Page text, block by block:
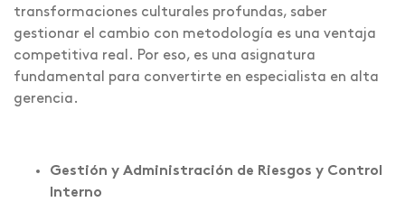
transformaciones culturales profundas, saber
gestionar el cambio con metodología es una ventaja
competitiva real. Por eso, es una asignatura
fundamental para convertirte en especialista en alta
gerencia.
Gestión y Administración de Riesgos y Control
Interno